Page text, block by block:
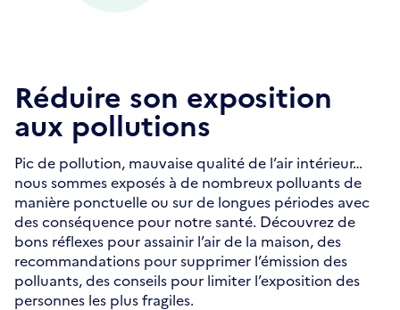
Réduire son exposition
aux pollutions
Pic de pollution, mauvaise qualité de l’air intérieur…
nous sommes exposés à de nombreux polluants de
manière ponctuelle ou sur de longues périodes avec
des conséquence pour notre santé. Découvrez de
bons réflexes pour assainir l’air de la maison, des
recommandations pour supprimer l’émission des
polluants, des conseils pour limiter l’exposition des
personnes les plus fragiles.